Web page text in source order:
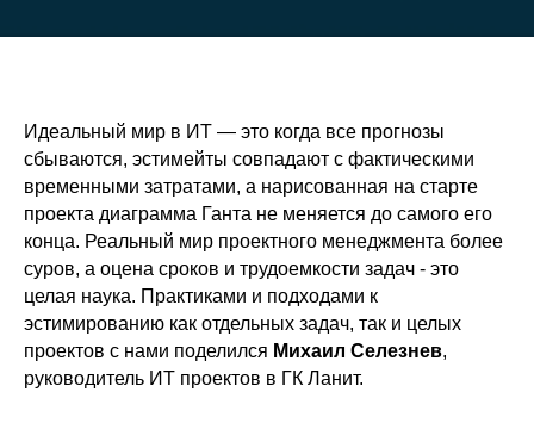
Идеальный мир в ИТ — это когда все прогнозы
сбываются, эстимейты совпадают с фактическими
временными затратами, а нарисованная на старте
проекта диаграмма Ганта не меняется до самого его
конца. Реальный мир проектного менеджмента более
суров, а оцена сроков и трудоемкости задач - это
целая наука. Практиками и подходами к
эстимированию как отдельных задач, так и целых
проектов с нами поделился Михаил Селезнев,
руководитель ИТ проектов в ГК Ланит.